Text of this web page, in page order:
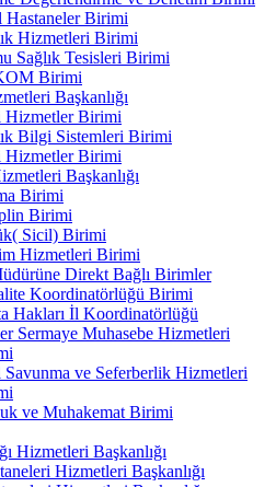
Hastaneler Birimi
Hizmetleri Birimi
Sağlık Tesisleri Birimi
Birimi
Başkanlığı
Hizmetler Birimi
Bilgi Sistemleri Birimi
Hizmetler Birimi
Başkanlığı
Birimi
Birimi
Sicil) Birimi
Hizmetleri Birimi
Direkt Bağlı Birimler
Koordinatörlüğü Birimi
Hakları İl Koordinatörlüğü
Sermaye Muhasebe Hizmetleri
Savunma ve Seferberlik Hizmetleri
ve Muhakemat Birimi
Hizmetleri Başkanlığı
Hizmetleri Başkanlığı